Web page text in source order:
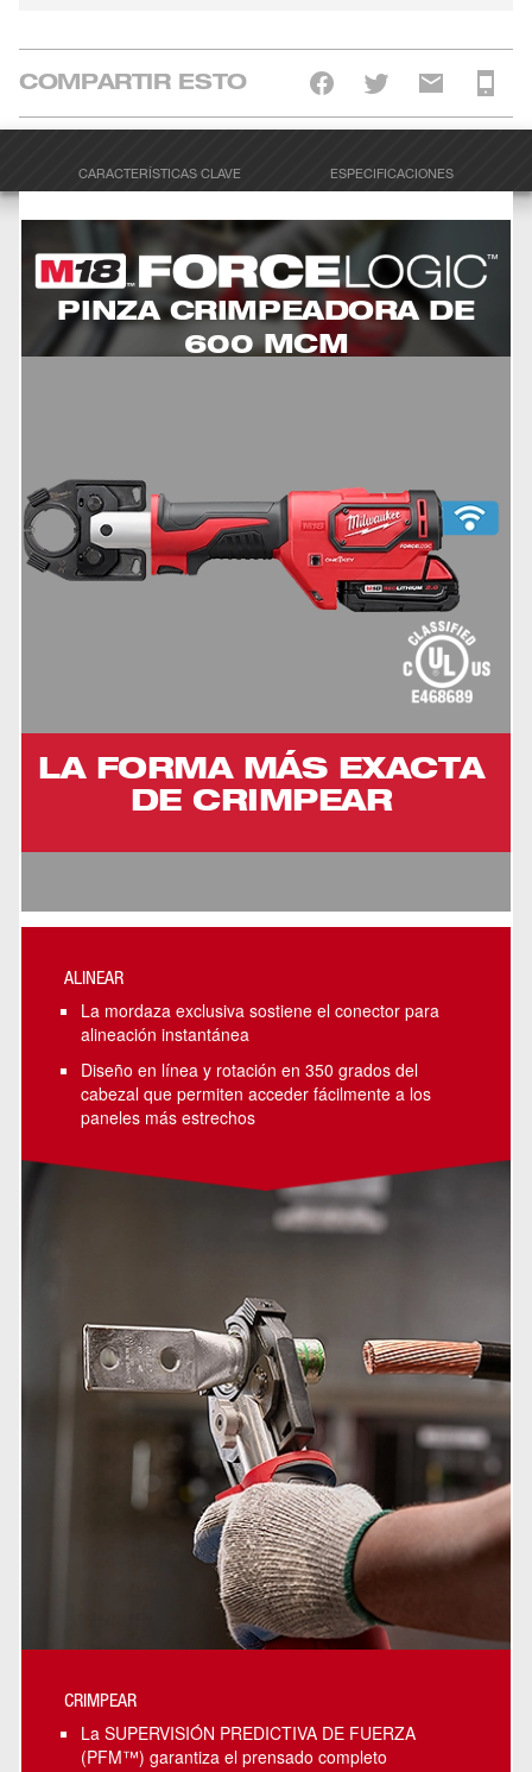
COMPARTIR ESTO
CARACTERÍSTICAS CLAVE ESPECIFICACIONES
PINZA CRIMPEADORA DE
600 MCM
LA FORMA MÁS EXACTA
DE CRIMPEAR
ALINEAR
La mordaza exclusiva sostiene el conector para
alineación instantánea
Diseño en línea y rotación en 350 grados del
cabezal que permiten acceder fácilmente a los
paneles más estrechos
CRIMPEAR
La SUPERVISIÓN PREDICTIVA DE FUERZA
(PFM™) garantiza el prensado completo